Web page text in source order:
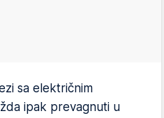
sa električnim
ipak prevagnuti u